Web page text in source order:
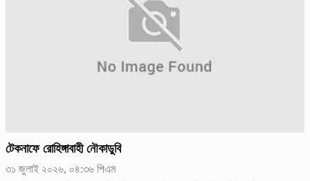
টেকনাফে রোহিঙ্গাবাহী নৌকাডুবি
৩১ জুলাই ২০২৬, ০৪:৩৬ পিএম